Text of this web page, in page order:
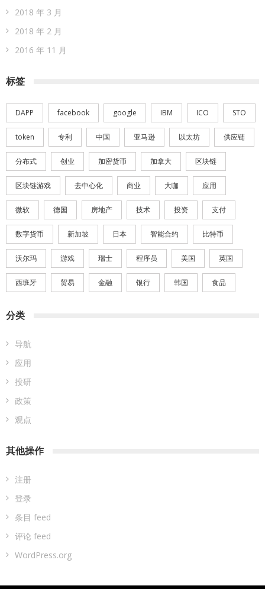
2018 年 3 月
2018 年 2 月
2016 年 11 月
标签
DAPP facebook google IBM ICO STO
token 专利 中国 亚马逊 以太坊 供应链
分布式 创业 加密货币 加拿大 区块链
区块链游戏 去中心化 商业 大咖 应用
微软 德国 房地产 技术 投资 支付
数字货币 新加坡 日本 智能合约 比特币
沃尔玛 游戏 瑞士 程序员 美国 英国
西班牙 贸易 金融 银行 韩国 食品
分类
导航
应用
投研
政策
观点
其他操作
注册
登录
条目 feed
评论 feed
WordPress.org